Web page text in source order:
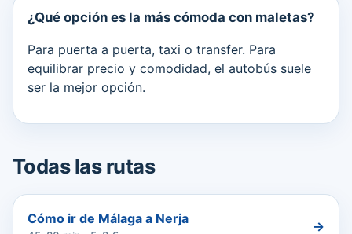
¿Qué opción es la más cómoda con maletas?
Para puerta a puerta, taxi o transfer. Para
equilibrar precio y comodidad, el autobús suele
ser la mejor opción.
Todas las rutas
Cómo ir de Málaga a Nerja →